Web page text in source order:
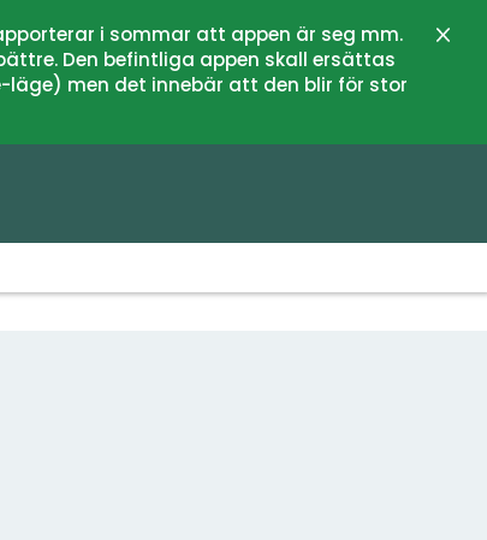
i sommar att appen är seg mm.
Den befintliga appen skall ersättas
men det innebär att den blir för stor